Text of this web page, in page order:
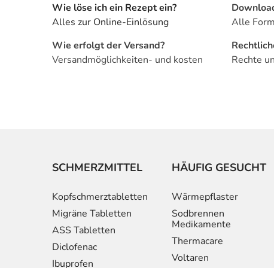
Wie löse ich ein Rezept ein?
Alles zur Online-Einlösung
Wie erfolgt der Versand?
Versandmöglichkeiten- und kosten
Alle
Rechte
SCHMERZMITTEL
Kopfschmerztabletten
Migräne Tabletten
ASS Tabletten
Diclofenac
Ibuprofen
HÄUFIG GESUCHT
Wärmepflaster
Sodbrennen
Medikamente
Thermacare
Voltaren